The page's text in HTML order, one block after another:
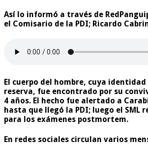
Así lo informó a través de
el Comisario de la PDI; Ricardo
El cuerpo del hombre, cuya
reserva, fue encontrado por su
4 años. El hecho fue alertado a
hasta que llegó la PDI; luego el SML
para los exámenes postmortem.
En redes sociales circulan varios